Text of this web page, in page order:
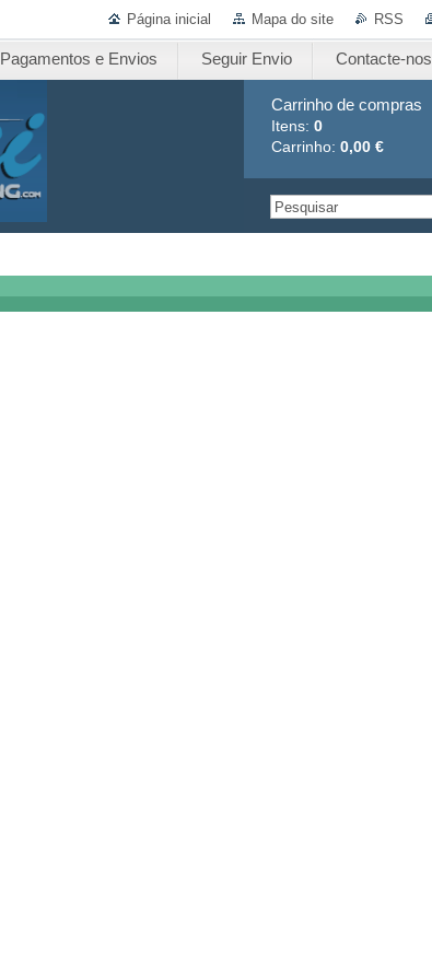
Página inicial Mapa do site RSS
Pagamentos e Envios Seguir Envio Contacte-nos
Carrinho de compras
Itens: 0
Carrinho: 0,00 €